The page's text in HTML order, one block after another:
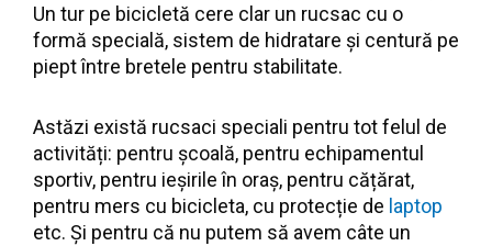
Un tur pe bicicletă cere clar un rucsac cu o
formă specială, sistem de hidratare și centură pe
piept între bretele pentru stabilitate.
Astăzi există rucsaci speciali pentru tot felul de
activități: pentru școală, pentru echipamentul
sportiv, pentru ieșirile în oraș, pentru cățărat,
pentru mers cu bicicleta, cu protecție de laptop
etc. Și pentru că nu putem să avem câte un